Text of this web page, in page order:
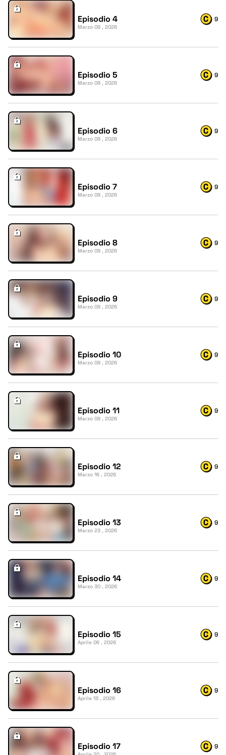
Episodio 4
Marzo 09 , 2026
9
Episodio 5
Marzo 09 , 2026
9
Episodio 6
Marzo 09 , 2026
9
Episodio 7
Marzo 09 , 2026
9
Episodio 8
Marzo 09 , 2026
9
Episodio 9
Marzo 09 , 2026
9
Episodio 10
Marzo 09 , 2026
9
Episodio 11
Marzo 09 , 2026
9
Episodio 12
Marzo 16 , 2026
9
Episodio 13
Marzo 23 , 2026
9
Episodio 14
Marzo 30 , 2026
9
Episodio 15
Aprile 06 , 2026
9
Episodio 16
Aprile 13 , 2026
9
Episodio 17 9